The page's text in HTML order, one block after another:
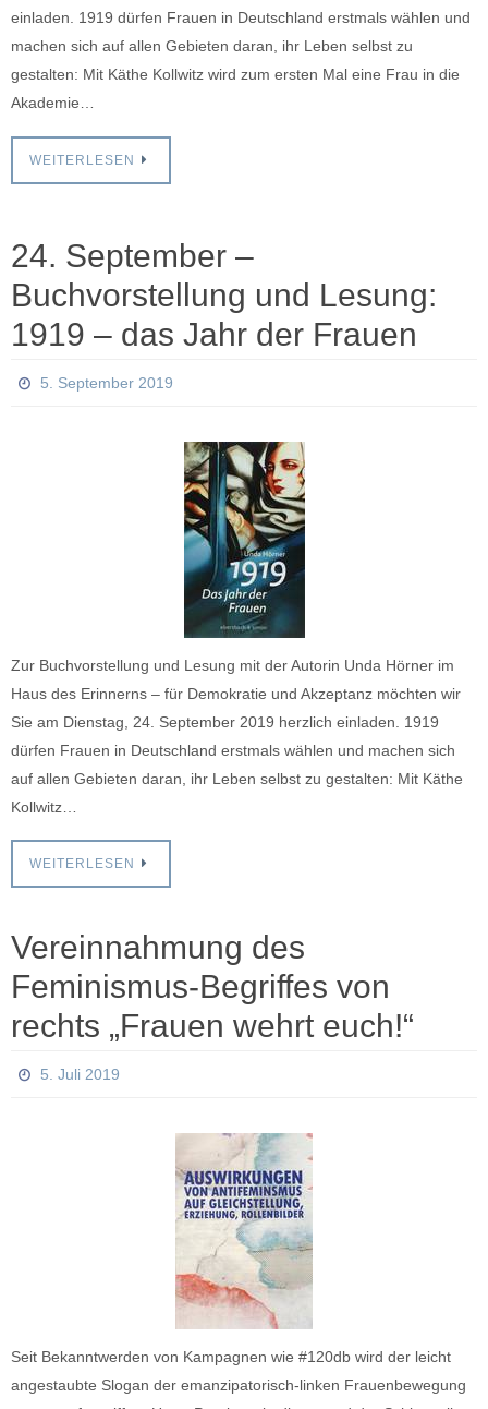
einladen. 1919 dürfen Frauen in Deutschland erstmals wählen und
machen sich auf allen Gebieten daran, ihr Leben selbst zu
gestalten: Mit Käthe Kollwitz wird zum ersten Mal eine Frau in die
Akademie…
WEITERLESEN
24. September –
Buchvorstellung und Lesung:
1919 – das Jahr der Frauen
5. September 2019
Zur Buchvorstellung und Lesung mit der Autorin Unda Hörner im
Haus des Erinnerns – für Demokratie und Akzeptanz möchten wir
Sie am Dienstag, 24. September 2019 herzlich einladen. 1919
dürfen Frauen in Deutschland erstmals wählen und machen sich
auf allen Gebieten daran, ihr Leben selbst zu gestalten: Mit Käthe
Kollwitz…
WEITERLESEN
Vereinnahmung des
Feminismus-Begriffes von
rechts „Frauen wehrt euch!“
5. Juli 2019
Seit Bekanntwerden von Kampagnen wie #120db wird der leicht
angestaubte Slogan der emanzipatorisch-linken Frauenbewegung